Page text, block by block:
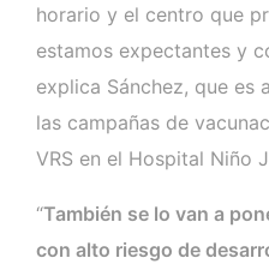
horario y el centro que
estamos expectantes y
explica Sánchez, que es
las campañas de
VRS en el Hospital Niño
“También se lo van a
con alto riesgo de